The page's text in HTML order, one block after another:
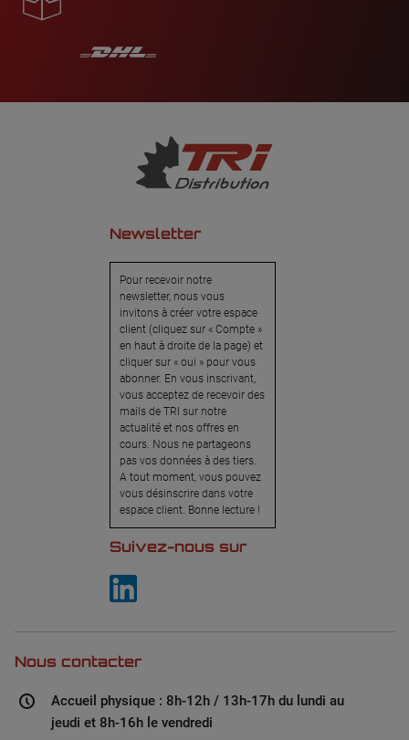
Newsletter
Pour recevoir notre
newsletter, nous vous
invitons à créer votre espace
client (cliquez sur « Compte »
en haut à droite de la page) et
cliquer sur « oui » pour vous
abonner. En vous inscrivant,
vous acceptez de recevoir des
mails de TRI sur notre
actualité et nos offres en
cours. Nous ne partageons
pas vos données à des tiers.
A tout moment, vous pouvez
vous désinscrire dans votre
espace client. Bonne lecture !
Suivez-nous sur
Nous contacter
Accueil physique : 8h-12h / 13h-17h du lundi au
jeudi et 8h-16h le vendredi